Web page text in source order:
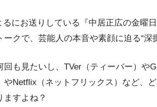
るにお送りしている『中居正広の金曜
ークで、芸能人の本音や素顔に迫る“深
回も見たいし、TVer（ティーバー）や
やNetflix（ネットフリックス）など、
ますよね？